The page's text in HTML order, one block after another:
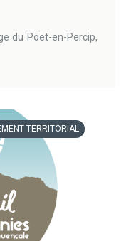
du Pöet-en-Percip,
TERRITORIAL